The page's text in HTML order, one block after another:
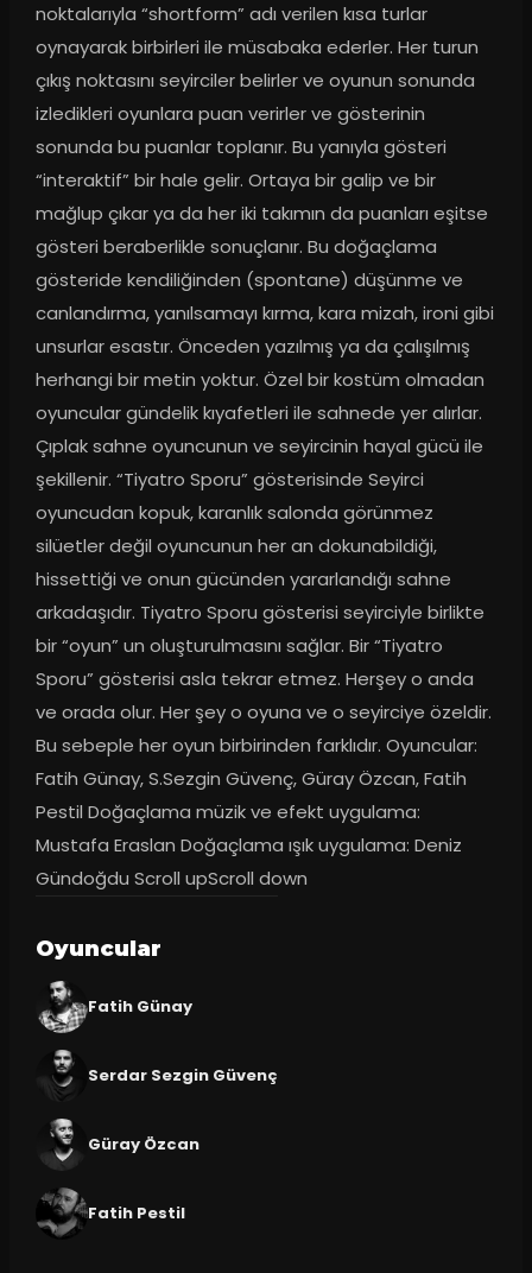
noktalarıyla “shortform” adı verilen kısa turlar
oynayarak birbirleri ile müsabaka ederler. Her turun
çıkış noktasını seyirciler belirler ve oyunun sonunda
izledikleri oyunlara puan verirler ve gösterinin
sonunda bu puanlar toplanır. Bu yanıyla gösteri
“interaktif” bir hale gelir. Ortaya bir galip ve bir
mağlup çıkar ya da her iki takımın da puanları eşitse
gösteri beraberlikle sonuçlanır. Bu doğaçlama
gösteride kendiliğinden (spontane) düşünme ve
canlandırma, yanılsamayı kırma, kara mizah, ironi gibi
unsurlar esastır. Önceden yazılmış ya da çalışılmış
herhangi bir metin yoktur. Özel bir kostüm olmadan
oyuncular gündelik kıyafetleri ile sahnede yer alırlar.
Çıplak sahne oyuncunun ve seyircinin hayal gücü ile
şekillenir. “Tiyatro Sporu” gösterisinde Seyirci
oyuncudan kopuk, karanlık salonda görünmez
silüetler değil oyuncunun her an dokunabildiği,
hissettiği ve onun gücünden yararlandığı sahne
arkadaşıdır. Tiyatro Sporu gösterisi seyirciyle birlikte
bir “oyun” un oluşturulmasını sağlar. Bir “Tiyatro
Sporu” gösterisi asla tekrar etmez. Herşey o anda
ve orada olur. Her şey o oyuna ve o seyirciye özeldir.
Bu sebeple her oyun birbirinden farklıdır. Oyuncular:
Fatih Günay, S.Sezgin Güvenç, Güray Özcan, Fatih
Pestil Doğaçlama müzik ve efekt uygulama:
Mustafa Eraslan Doğaçlama ışık uygulama: Deniz
Gündoğdu Scroll upScroll down
Oyuncular
Fatih Günay
Serdar Sezgin Güvenç
Güray Özcan
Fatih Pestil